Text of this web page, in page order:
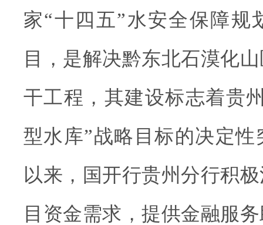
家“十四五”水安全保障规
目，是解决黔东北石漠化
干工程，其建设标志着贵
型水库”战略目标的决定
以来，国开行贵州分行积
目资金需求，提供金融服